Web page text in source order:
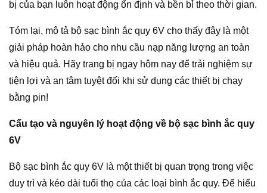
bị của bạn luôn hoạt động ổn định và bền bỉ theo thời gian.
Tóm lại, mô tả bộ sạc bình ắc quy 6V cho thấy đây là một
giải pháp hoàn hảo cho nhu cầu nạp năng lượng an toàn
và hiệu quả. Hãy trang bị ngay hôm nay để trải nghiệm sự
tiện lợi và an tâm tuyệt đối khi sử dụng các thiết bị chạy
bằng pin!
Cấu tạo và nguyên lý hoạt động về bộ sạc bình ắc quy
6V
Bộ sạc bình ắc quy 6V là một thiết bị quan trọng trong việc
duy trì và kéo dài tuổi thọ của các loại bình ắc quy. Để hiểu